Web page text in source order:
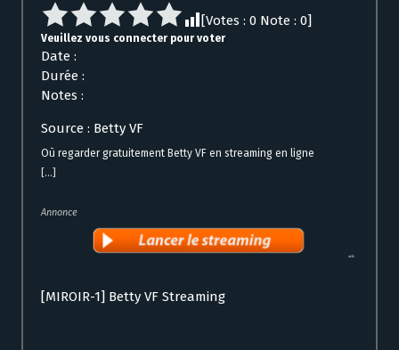
[Votes : 0 Note : 0]
Veuillez vous connecter pour voter
Date :
Durée :
Notes :
Source : Betty VF
Où regarder gratuitement Betty VF en streaming en ligne
[...]
Annonce
[MIROIR-1] Betty VF Streaming